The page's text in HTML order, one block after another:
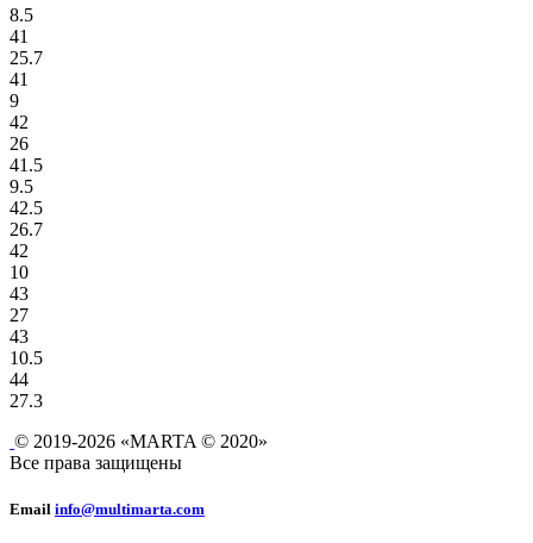
8.5
41
25.7
41
9
42
26
41.5
9.5
42.5
26.7
42
10
43
27
43
10.5
44
27.3
© 2019-2026 «MARTA © 2020»
Все права защищены
Email info@multimarta.com